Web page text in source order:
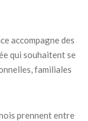
accompagne des
qui souhaitent se
familiales
prennent entre